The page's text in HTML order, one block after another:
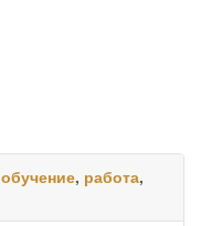
обучение, работа,